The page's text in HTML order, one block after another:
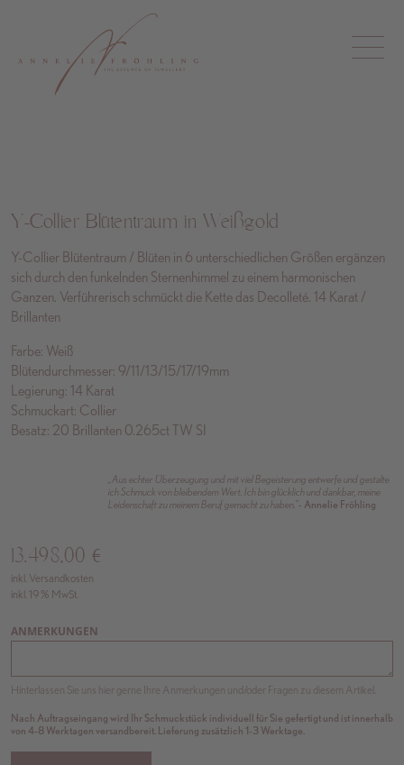
Y-Collier Blütentraum in Weißgold
Y-Collier Blütentraum / Blüten in 6 unterschiedlichen Größen ergänzen
sich durch den funkelnden Sternenhimmel zu einem harmonischen
Ganzen. Verführerisch schmückt die Kette das Decolleté. 14 Karat /
Brillanten
Farbe: Weiß
Blütendurchmesser: 9/11/13/15/17/19mm
Legierung: 14 Karat
Schmuckart: Collier
Besatz: 20 Brillanten 0.265ct TW SI
„Aus echter Überzeugung und mit viel Begeisterung entwerfe und gestalte
ich Schmuck von bleibendem Wert. Ich bin glücklich und dankbar, meine
Leidenschaft zu meinem Beruf gemacht zu haben.”- Annelie Fröhling
13.498,00 €
inkl. Versandkosten
inkl. 19 % MwSt.
ANMERKUNGEN
Hinterlassen Sie uns hier gerne Ihre Anmerkungen und/oder Fragen zu diesem Artikel.
Nach Auftragseingang wird Ihr Schmuckstück individuell für Sie gefertigt und ist innerhalb
von 4-8 Werktagen versandbereit. Lieferung zusätzlich 1-3 Werktage.